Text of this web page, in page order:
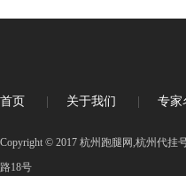
首页 关于我们 专家
Copyright © 2017 杭州跑腿网,杭州代挂
路18号